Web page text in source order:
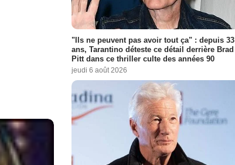
"Ils ne peuvent pas avoir tout ça" : depuis 33
ans, Tarantino déteste ce détail derrière Brad
Pitt dans ce thriller culte des années 90
jeudi 6 août 2026